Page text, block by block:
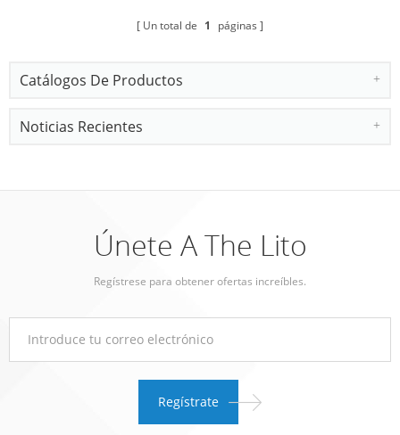
Un total de 1 páginas
Catálogos De Productos
Noticias Recientes
Únete A The Lito
Regístrese para obtener ofertas increíbles.